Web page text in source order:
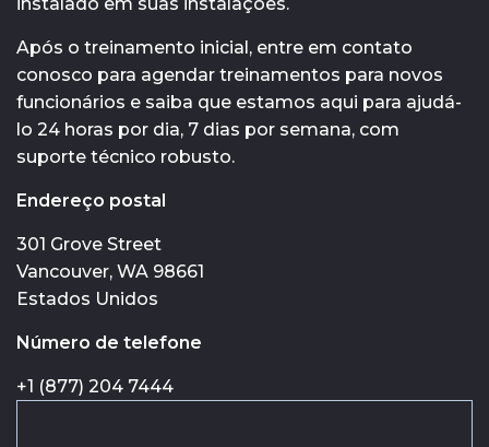
Após o treinamento inicial, entre em contato
conosco para agendar treinamentos para novos
funcionários e saiba que estamos aqui para ajudá-
lo 24 horas por dia, 7 dias por semana, com
suporte técnico robusto.
Endereço postal
301 Grove Street
Vancouver, WA 98661
Estados Unidos
Número de telefone
+1 (877) 204 7444